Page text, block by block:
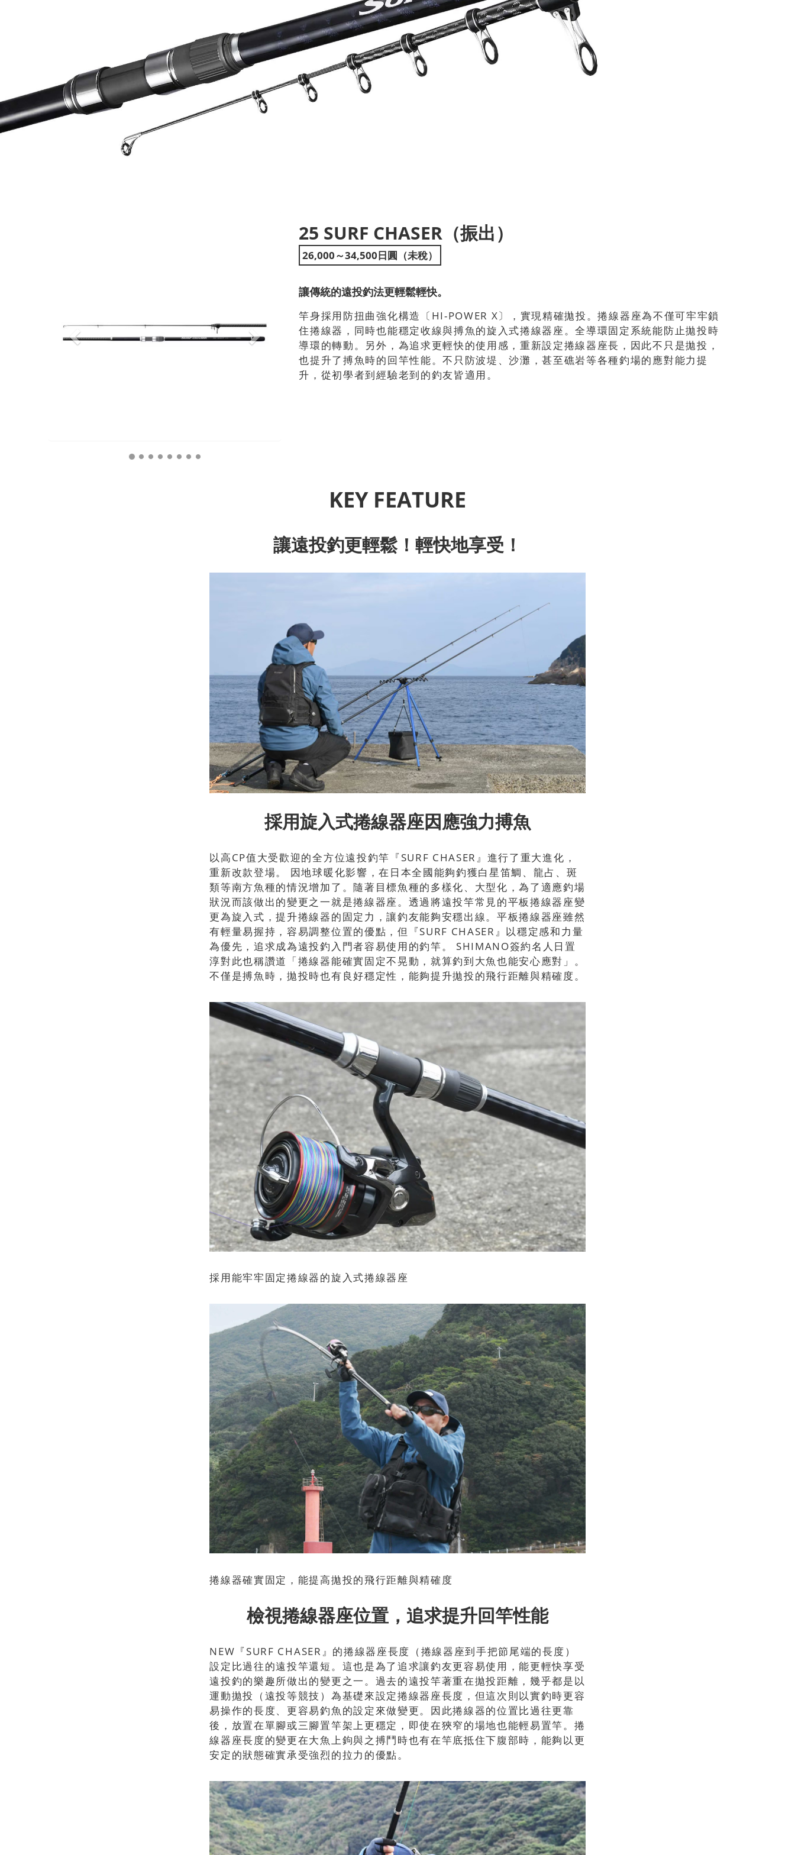
25 SURF CHASER（振出）
26,000～34,500日圓（未稅）
讓傳統的遠投釣法更輕鬆輕快。
竿身採用防扭曲強化構造〔HI-POWER X〕，實現精確拋投。捲線器座為不僅可牢牢鎖
住捲線器，同時也能穩定收線與搏魚的旋入式捲線器座。全導環固定系統能防止拋投時
導環的轉動。另外，為追求更輕快的使用感，重新設定捲線器座長，因此不只是拋投，
也提升了搏魚時的回竿性能。不只防波堤、沙灘，甚至礁岩等各種釣場的應對能力提
升，從初學者到經驗老到的釣友皆適用。
KEY FEATURE
讓遠投釣更輕鬆！輕快地享受！
採用旋入式捲線器座因應強力搏魚
以高CP值大受歡迎的全方位遠投釣竿『SURF CHASER』進行了重大進化，
重新改款登場。 因地球暖化影響，在日本全國能夠釣獲白星笛鯛、龍占、斑
類等南方魚種的情況增加了。隨著目標魚種的多樣化、大型化，為了適應釣場
狀況而該做出的變更之一就是捲線器座。透過將遠投竿常見的平板捲線器座變
更為旋入式，提升捲線器的固定力，讓釣友能夠安穩出線。平板捲線器座雖然
有輕量易握持，容易調整位置的優點，但『SURF CHASER』以穩定感和力量
為優先，追求成為遠投釣入門者容易使用的釣竿。 SHIMANO簽約名人日置
淳對此也稱讚道「捲線器能確實固定不晃動，就算釣到大魚也能安心應對」。
不僅是搏魚時，拋投時也有良好穩定性，能夠提升拋投的飛行距離與精確度。
採用能牢牢固定捲線器的旋入式捲線器座
捲線器確實固定，能提高拋投的飛行距離與精確度
檢視捲線器座位置，追求提升回竿性能
NEW『SURF CHASER』的捲線器座長度（捲線器座到手把節尾端的長度）
設定比過往的遠投竿還短。這也是為了追求讓釣友更容易使用，能更輕快享受
遠投釣的樂趣所做出的變更之一。過去的遠投竿著重在拋投距離，幾乎都是以
運動拋投（遠投等競技）為基礎來設定捲線器座長度，但這次則以實釣時更容
易操作的長度、更容易釣魚的設定來做變更。因此捲線器的位置比過往更靠
後，放置在單腳或三腳置竿架上更穩定，即使在狹窄的場地也能輕易置竿。捲
線器座長度的變更在大魚上鉤與之搏鬥時也有在竿底抵住下腹部時，能夠以更
安定的狀態確實承受強烈的拉力的優點。